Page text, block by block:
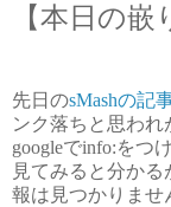
【本日の嵌
先日のsMashの記
ンク落ちと思われ
googleでinfo:をつ
見てみると分かる
報は見つかりませ